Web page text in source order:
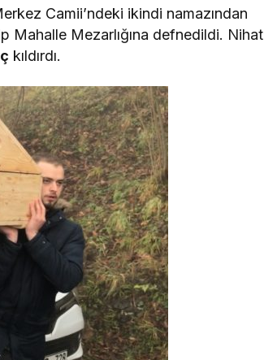
Camii’ndeki ikindi namazından
Mahalle Mezarlığına defnedildi. Nihat
kıldırdı.